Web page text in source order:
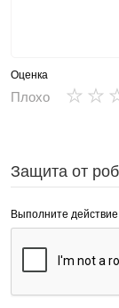
Оценка
Плохо ★
★
Защита от
Выполните действие